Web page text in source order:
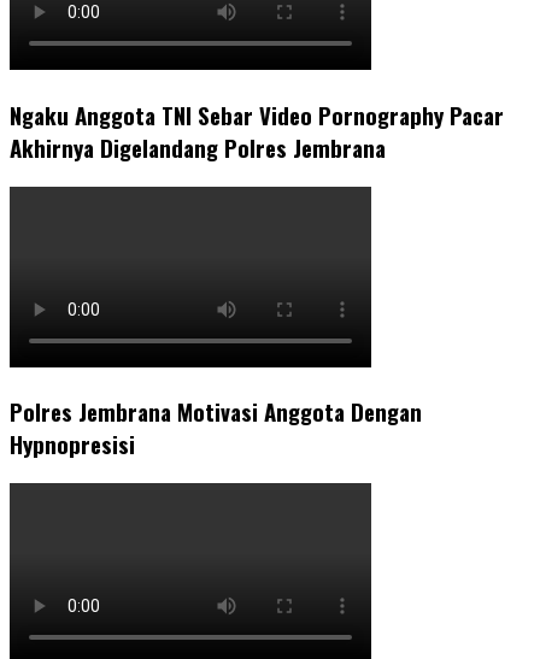
Ngaku Anggota TNI Sebar Video Pornography Pacar
Akhirnya Digelandang Polres Jembrana
Polres Jembrana Motivasi Anggota Dengan
Hypnopresisi